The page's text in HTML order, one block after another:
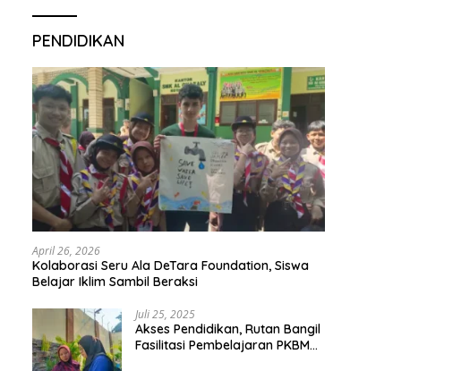
PENDIDIKAN
April 26, 2026
Kolaborasi Seru Ala DeTara Foundation, Siswa
Belajar Iklim Sambil Beraksi
Juli 25, 2025
Akses Pendidikan, Rutan Bangil
Fasilitasi Pembelajaran PKBM